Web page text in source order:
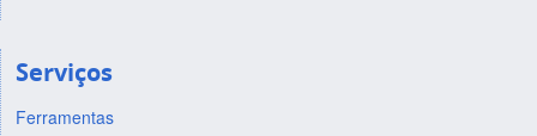
Serviços
Ferramentas